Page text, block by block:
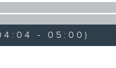
- 05:00)